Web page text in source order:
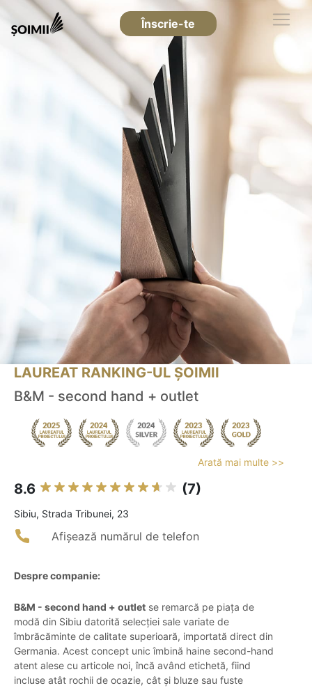
Înscrie-te
LAUREAT RANKING-UL ȘOIMII
B&M - second hand + outlet
Arată mai multe >>
8.6 (7)
Sibiu, Strada Tribunei, 23
Afișează numărul de telefon
Despre companie:
B&M - second hand + outlet se remarcă pe piața de
modă din Sibiu datorită selecției sale variate de
îmbrăcăminte de calitate superioară, importată direct din
Germania. Acest concept unic îmbină haine second-hand
atent alese cu articole noi, încă având etichetă, fiind
incluse atât rochii de ocazie, cât și bluze sau fuste